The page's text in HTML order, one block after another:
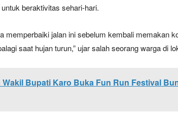
beraktivitas sehari-hari.
memperbaiki jalan ini sebelum kembali memakan
saat hujan turun,” ujar salah seorang warga di
Bupati Karo Buka Fun Run Festival